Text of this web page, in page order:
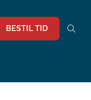
BESTIL TID